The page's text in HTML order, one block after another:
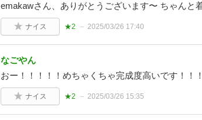
emakawさん、ありがとうございます〜 ちゃんと
ナイス ★2 2025/03/26 17:40
なごやん
おー！！！！！めちゃくちゃ完成度高いです！
ナイス ★2 2025/03/26 15:35